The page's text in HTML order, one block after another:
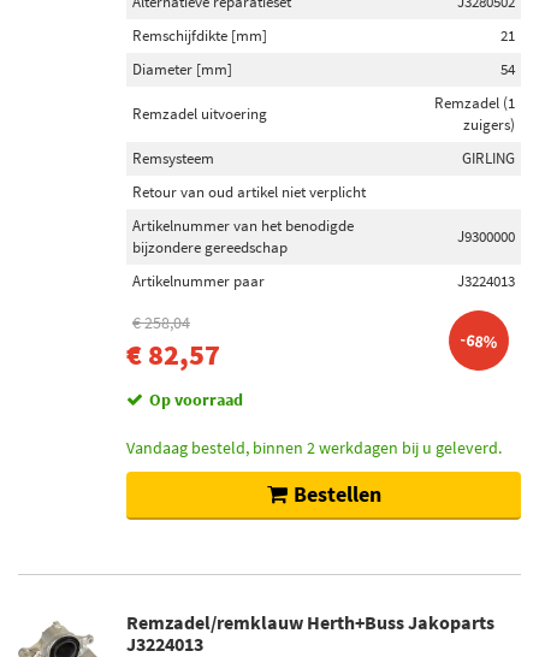
Remschijfdikte [mm]
21
Diameter [mm]
54
Remzadel uitvoering
Remzadel (1
zuigers)
Remsysteem
GIRLING
Retour van oud artikel niet verplicht
Artikelnummer van het benodigde
bijzondere gereedschap
J9300000
Artikelnummer paar J3224013
€ 258,04
€ 82,57 -68%
Op voorraad
Vandaag besteld, binnen 2 werkdagen bij u geleverd.
Bestellen
Remzadel/remklauw Herth+Buss Jakoparts
J3224013